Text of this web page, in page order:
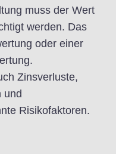
muss der Wert
werden. Das
oder einer
Zinsverluste,
und
Risikofaktoren.